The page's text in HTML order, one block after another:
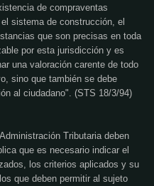
de compraventas
sistema de construcción, el
que son precisas en toda
por esta jurisdicción y es
una valoración carente de todo
sino que también se debe
al ciudadano". (STS 18/3/94)
Tributaria deben
que es necesario indicar el
los criterios aplicados y su
que deben permitir al sujeto